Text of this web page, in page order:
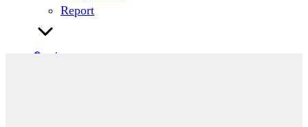
Report
ติดต่อเรา